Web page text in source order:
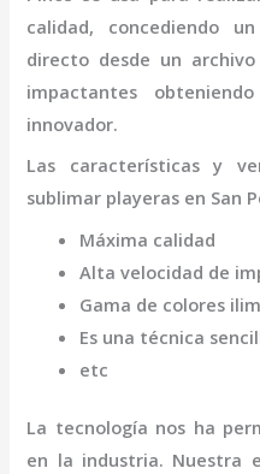
calidad, concediendo
directo desde un
impactantes
innovador.
Las características y
sublimar playeras en San
Máxima calidad
Alta velocidad de
Gama de colores
Es una técnica
etc
La tecnología nos ha
en la industria. Nuestra